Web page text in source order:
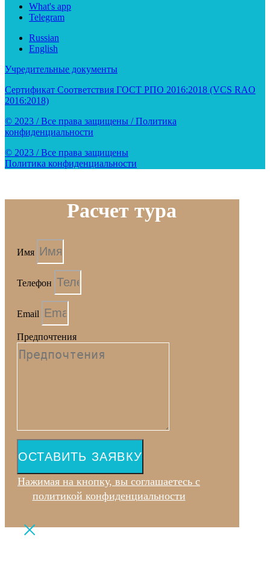
What's app
Telegram
Russian
English
Учредительные документы
Сертификат Соответствия ГОСТ РПО 2016:2018 (VCS RAO
2016:2018)
© 2023 / Все права защищены / Политика
конфиденциальности
© 2023 / Все права защищены
Политика конфиденциальности
Расчет тура
Имя
Телефон
Email
Предпочтения
ОСТАВИТЬ ЗАЯВКУ
Нажимая на кнопку, вы соглашаетесь с
политикой конфиденциальности